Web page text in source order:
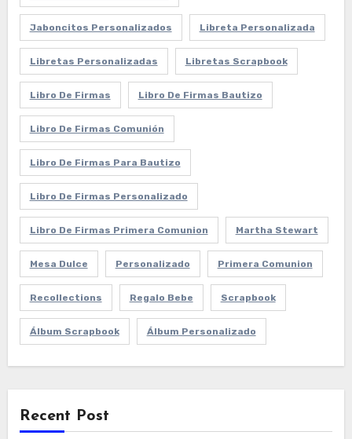
Jaboncitos Personalizados Libreta Personalizada
Libretas Personalizadas Libretas Scrapbook
Libro De Firmas Libro De Firmas Bautizo
Libro De Firmas Comunión
Libro De Firmas Para Bautizo
Libro De Firmas Personalizado
Libro De Firmas Primera Comunion Martha Stewart
Mesa Dulce Personalizado Primera Comunion
Recollections Regalo Bebe Scrapbook
Álbum Scrapbook Álbum Personalizado
Recent Post